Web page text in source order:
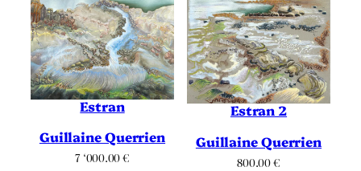
Estran
Guillaine Querrien
7 ‘000.00€
Estran 2
Guillaine Querrien
800.00€